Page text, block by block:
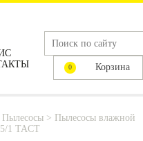
0 Корзина
Пылесосы > Пылесосы влажной
1 TACT